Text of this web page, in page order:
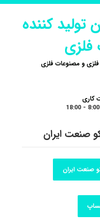
تولید کننده
و مصنوعات فلزی
کاری
صنعت ایران
صنعت ایران